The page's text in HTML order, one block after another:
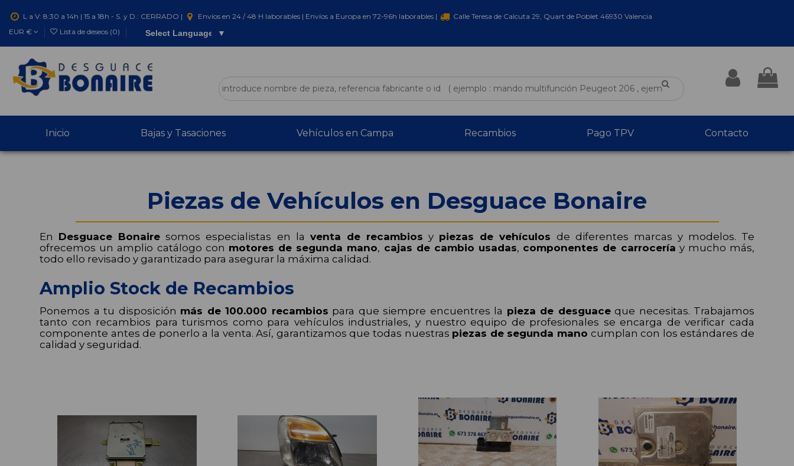
L a V: 8:30 a 14h | 15 a 18h - S. y D.: CERRADO | Envíos en 24 / 48 H laborables | Envíos a Europa en 72-96h laborables |
Calle Teresa de Calcuta 29, Quart de Poblet 46930 Valencia
EUR €
Lista de deseos (0) Select Language ▼
Inicio Bajas y Tasaciones Vehículos en Campa Recambios Pago TPV Contacto
Piezas de Vehículos en Desguace Bonaire
En Desguace Bonaire somos especialistas en la venta de recambios y piezas de vehículos de diferentes marcas y modelos. Te
ofrecemos un amplio catálogo con motores de segunda mano, cajas de cambio usadas, componentes de carrocería y mucho más,
todo ello revisado y garantizado para asegurar la máxima calidad.
Amplio Stock de Recambios
Ponemos a tu disposición más de 100.000 recambios para que siempre encuentres la pieza de desguaceque necesitas. Trabajamos
tanto con recambios para turismos como para vehículos industriales, y nuestro equipo de profesionales se encarga de verificar cada
componente antes de ponerlo a la venta. Así, garantizamos que todas nuestras piezas de segunda mano cumplan con los estándares de
calidad y seguridad.